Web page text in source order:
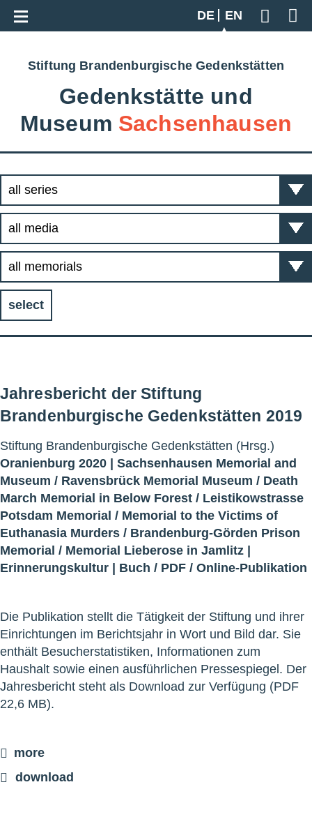
DE
EN
Geben
Go back to overview
Stiftung Brandenburgische Gedenkstätten
Gedenkstätte und
Museum Sachsenhausen
select
Jahresbericht der Stiftung
Brandenburgische Gedenkstätten 2019
Stiftung Brandenburgische Gedenkstätten (Hrsg.)
Oranienburg 2020 | Sachsenhausen Memorial and
Museum / Ravensbrück Memorial Museum / Death
March Memorial in Below Forest / Leistikowstrasse
Potsdam Memorial / Memorial to the Victims of
Euthanasia Murders / Brandenburg-Görden Prison
Memorial / Memorial Lieberose in Jamlitz |
Erinnerungskultur | Buch / PDF / Online-Publikation
Die Publikation stellt die Tätigkeit der Stiftung und ihrer
Einrichtungen im Berichtsjahr in Wort und Bild dar. Sie
enthält Besucherstatistiken, Informationen zum
Haushalt sowie einen ausführlichen Pressespiegel. Der
Jahresbericht steht als Download zur Verfügung (PDF
22,6 MB).
more
download